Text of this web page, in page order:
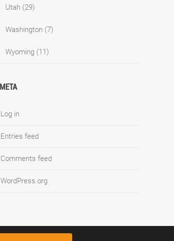
Utah (29)
Washington (7)
Wyoming (11)
META
Log in
Entries feed
Comments feed
WordPress.org